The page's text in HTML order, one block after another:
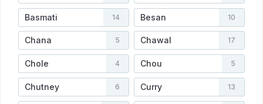
Basmati 14 Besan 10
Chana 5 Chawal 17
Chole 4 Chou 5
Chutney 6 Curry 13